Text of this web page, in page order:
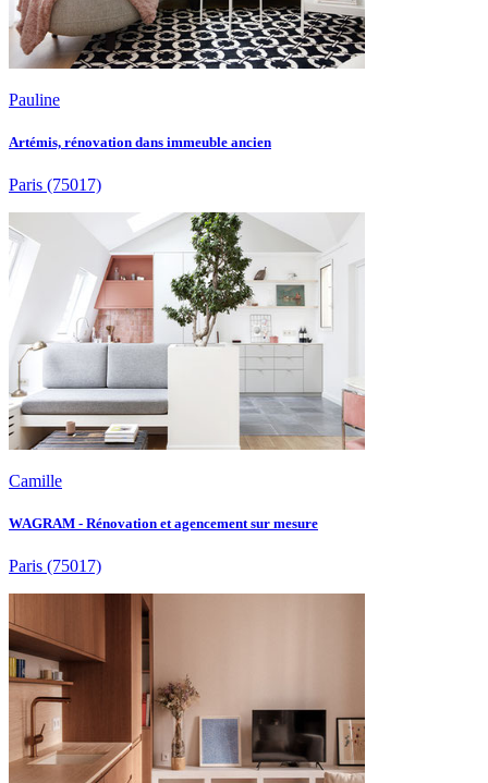
Pauline
Artémis, rénovation dans immeuble ancien
Paris (75017)
Camille
WAGRAM - Rénovation et agencement sur mesure
Paris (75017)